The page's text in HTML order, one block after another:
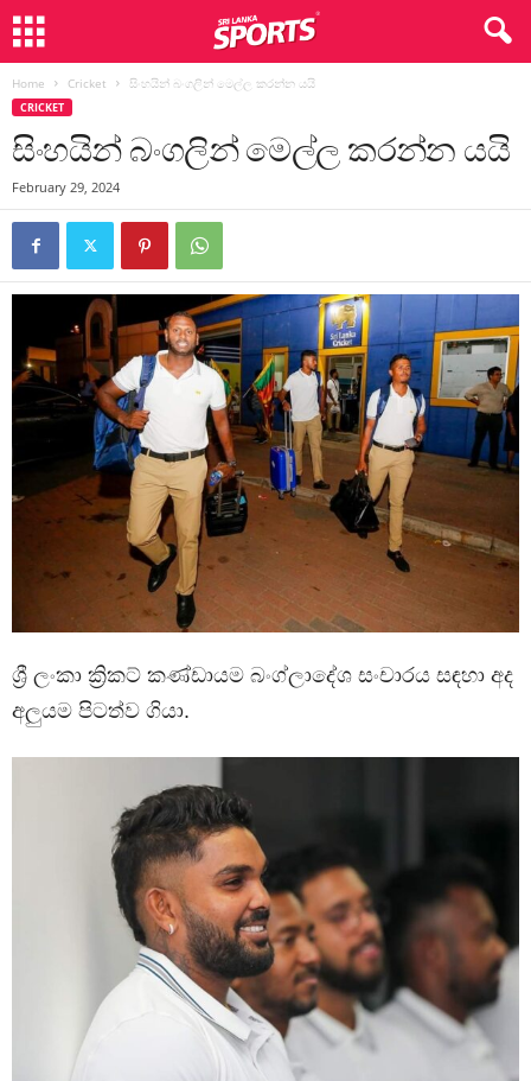
Home Cricket සිංහයින් බංගලින් මෙල්ල කරන්න යයි
CRICKET
සිංහයින් බංගලින් මෙල්ල කරන්න යයි
February 29, 2024
ශ්‍රී ලංකා ක්‍රිකට් කණ්ඩායම බංග්ලාදේශ සංචාරය සඳහා අද
අලුයම පිටත්ව ගියා.